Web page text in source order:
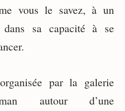
vous le savez, à un
dans sa capacité à se
par la galerie
autour d’une